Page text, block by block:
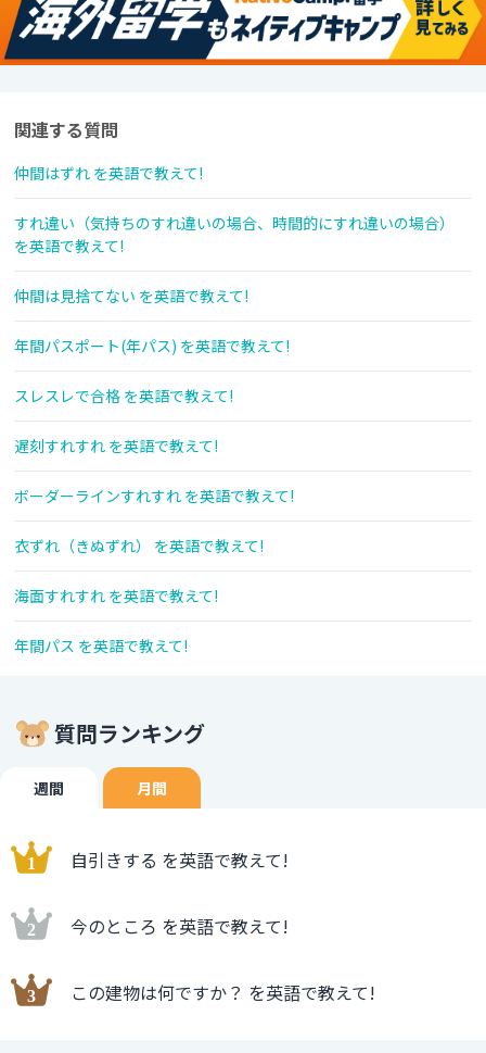
関連する質問
仲間はずれ を英語で教えて!
すれ違い（気持ちのすれ違いの場合、時間的にすれ違いの場合）
を英語で教えて!
仲間は見捨てない を英語で教えて!
年間パスポート(年パス) を英語で教えて!
スレスレで合格 を英語で教えて!
遅刻すれすれ を英語で教えて!
ボーダーラインすれすれ を英語で教えて!
衣ずれ（きぬずれ） を英語で教えて!
海面すれすれ を英語で教えて!
年間パス を英語で教えて!
質問ランキング
週間 月間
自引きする を英語で教えて!
今のところ を英語で教えて!
この建物は何ですか？ を英語で教えて!